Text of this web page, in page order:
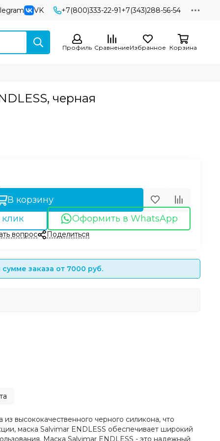
VK +7(800)333-22-91+7(343)288-56-54
Профиль СравнениеИзбранное Корзина
черная
В корзину
Оформить в WhatsApp
вопрос Поделиться
заказа от 7000 руб.
высококачественного черного силикона, что
маска Salvimar ENDLESS обеспечивает широкий
Маска Salvimar ENDLESS - это надежный